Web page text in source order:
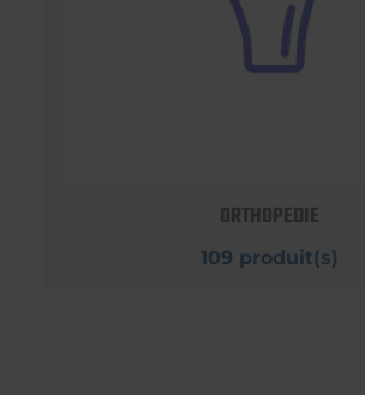
ORTHOPEDIE
109 produit(s)